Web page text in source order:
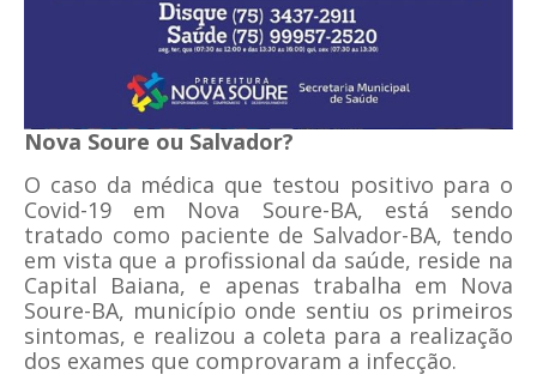
Nova Soure ou Salvador?
O caso da médica que testou positivo para o
Covid-19 em Nova Soure-BA, está sendo
tratado como paciente de Salvador-BA, tendo
em vista que a profissional da saúde, reside na
Capital Baiana, e apenas trabalha em Nova
Soure-BA, município onde sentiu os primeiros
sintomas, e realizou a coleta para a realização
dos exames que comprovaram a infecção.